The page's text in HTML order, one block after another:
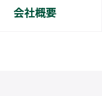
会社概要